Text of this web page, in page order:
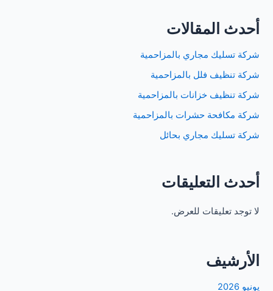
أحدث المقالات
شركة تسليك مجاري بالمزاحمية
شركة تنظيف فلل بالمزاحمية
شركة تنظيف خزانات بالمزاحمية
شركة مكافحة حشرات بالمزاحمية
شركة تسليك مجاري بحائل
أحدث التعليقات
لا توجد تعليقات للعرض.
الأرشيف
يونيو 2026